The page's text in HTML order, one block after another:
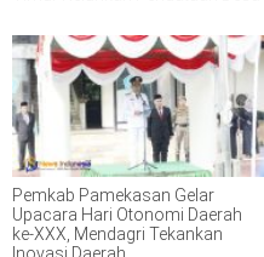
Pemkab Pamekasan Gelar
Upacara Hari Otonomi Daerah
ke-XXX, Mendagri Tekankan
Inovasi Daerah